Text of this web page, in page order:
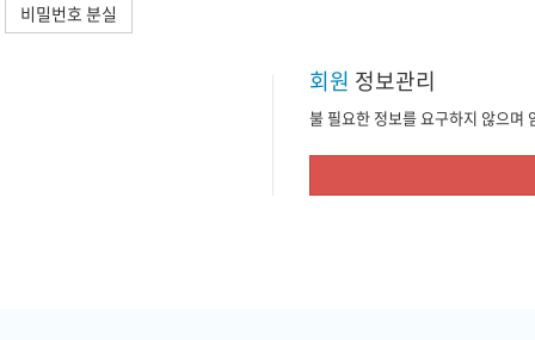
비밀번호 분실
회원 정보관리
불 필요한 정보를 요구하지 않으며